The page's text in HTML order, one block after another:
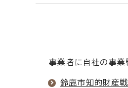
事業者に自社の事業
鈴鹿市知的財産